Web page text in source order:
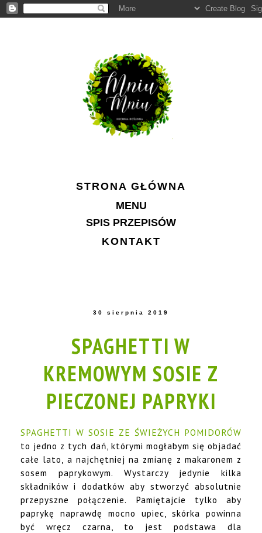
STRONA GŁÓWNA
MENU
SPIS PRZEPISÓW
KONTAKT
30 sierpnia 2019
SPAGHETTI W
KREMOWYM SOSIE Z
PIECZONEJ PAPRYKI
SPAGHETTI W SOSIE ZE ŚWIEŻYCH POMIDORÓW
to jedno z tych dań, którymi mogłabym się objadać
całe lato, a najchętniej na zmianę z makaronem z
sosem paprykowym. Wystarczy jedynie kilka
składników i dodatków aby stworzyć absolutnie
przepyszne połączenie. Pamiętajcie tylko aby
paprykę naprawdę mocno upiec, skórka powinna
być wręcz czarna, to jest podstawa dla